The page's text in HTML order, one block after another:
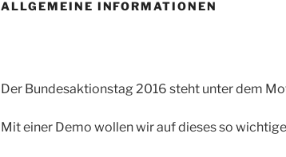
ALLGEMEINE INFORMATIONEN
Der Bundesaktionstag 2016 steht unter dem
Mit einer Demo wollen wir auf dieses so